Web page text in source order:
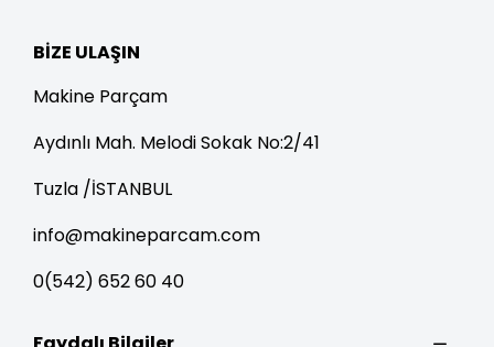
BIZE ULAŞIN
Makine Parçam
Aydınlı Mah. Melodi Sokak No:2/41
Tuzla /İSTANBUL
info@makineparcam.com
0(542) 652 60 40